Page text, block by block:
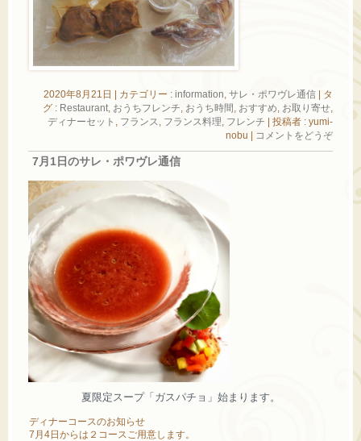
2020年8月21日 | カテゴリー : information サレ・ポワヴレ通信 | タ
グ : Restaurant おうちフレンチ おうち時間 おすすめ お取り寄せ
ディナーセット
フランス フランス料理 フレンチ | 投稿者 : yumi-
nobu | コメントをどうぞ
7月1日のサレ・ポワヴレ通信
夏限定スープ「ガスパチョ」始まります。
ディナーコースのお知らせ
7月4日からは２コースご用意します。